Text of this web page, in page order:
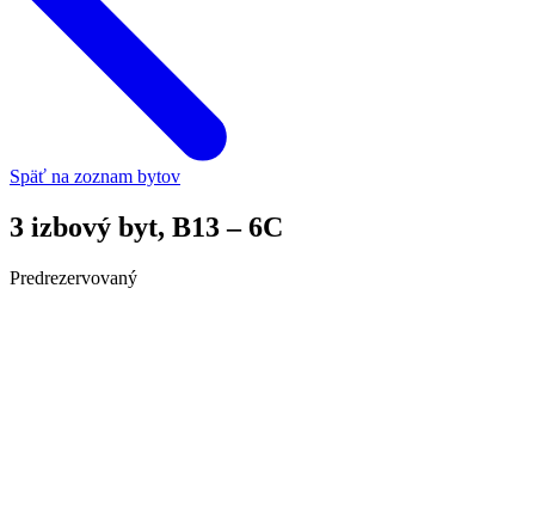
Späť na zoznam bytov
3 izbový byt, B13 – 6C
Predrezervovaný